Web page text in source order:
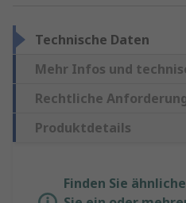
Technische Daten
Mehr Infos und
Rechtliche
Produktdetails
Finden Sie